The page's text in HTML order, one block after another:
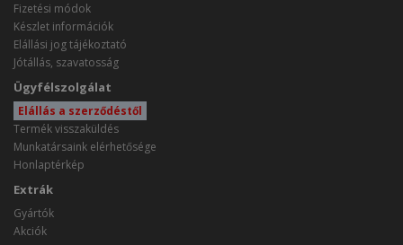
Fizetési módok
Készlet információk
Elállási jog tájékoztató
Jótállás, szavatosság
Ügyfélszolgálat
Elállás a szerződéstől
Termék visszaküldés
Munkatársaink elérhetősége
Honlaptérkép
Extrák
Gyártók
Akciók